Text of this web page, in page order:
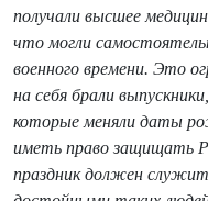
получали высшее
что могли
военного времени. Это
на себя брали
которые меняли даты
иметь право защищать
праздник должен